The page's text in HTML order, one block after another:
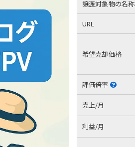
譲渡対象物の名称
URL
希望売却価格
評価倍率
売上/月
利益/月